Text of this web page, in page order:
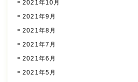
2021年10月
2021年9月
2021年8月
2021年7月
2021年6月
2021年5月